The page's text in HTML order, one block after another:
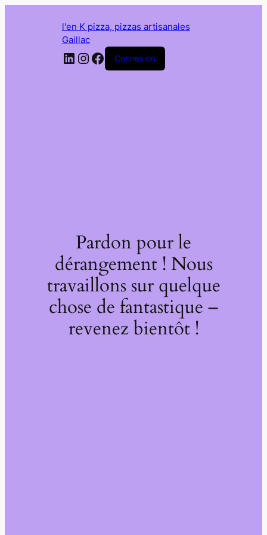
l'en K pizza, pizzas artisanales
Gaillac
LinkedIn
Instagram
Facebook
Connexion
Pardon pour le
dérangement ! Nous
travaillons sur quelque
chose de fantastique –
revenez bientôt !